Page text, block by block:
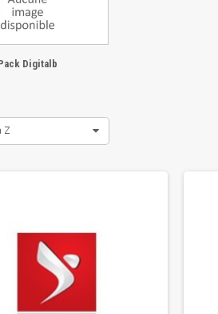
Digitalb
Z